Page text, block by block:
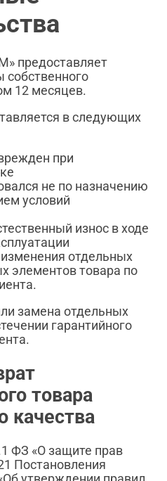
предоставляет
собственного
12 месяцев.
в следующих
при
не по назначению
условий
износ в ходе
отдельных
элементов товара по
замена отдельных
гарантийного
товара
качества
ФЗ «О защите прав
Постановления